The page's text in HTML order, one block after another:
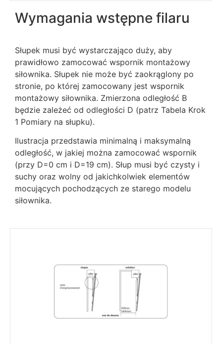
Wymagania wstępne filaru
Słupek musi być wystarczająco duży, aby
prawidłowo zamocować wspornik montażowy
siłownika. Słupek nie może być zaokrąglony po
stronie, po której zamocowany jest wspornik
montażowy siłownika. Zmierzona odległość B
będzie zależeć od odległości D (patrz Tabela Krok
1 Pomiary na słupku).
Ilustracja przedstawia minimalną i maksymalną
odległość, w jakiej można zamocować wspornik
(przy D=0 cm i D=19 cm). Słup musi być czysty i
suchy oraz wolny od jakichkolwiek elementów
mocujących pochodzących ze starego modelu
siłownika.